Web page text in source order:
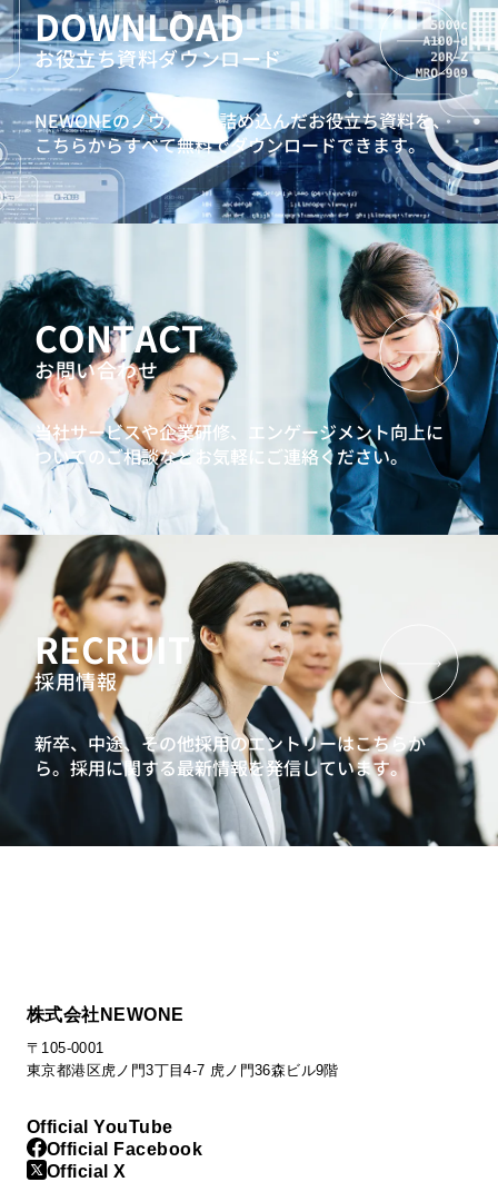
DOWNLOAD
お役立ち資料ダウンロード
NEWONEのノウハウを詰め込んだお役立ち資料を、
こちらからすべて無料でダウンロードできます。
CONTACT
お問い合わせ
当社サービスや企業研修、エンゲージメント向上に
ついてのご相談などお気軽にご連絡ください。
RECRUIT
採用情報
新卒、中途、その他採用のエントリーはこちらか
ら。採用に関する最新情報を発信しています。
株式会社NEWONE
〒105-0001
東京都港区虎ノ門3丁目4-7 虎ノ門36森ビル9階
Official YouTube
Official Facebook
Official X